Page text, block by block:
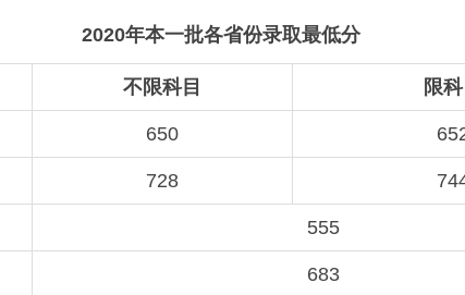
2020年本一批各省份录取最低分
不限科目 限
650
728
555
683